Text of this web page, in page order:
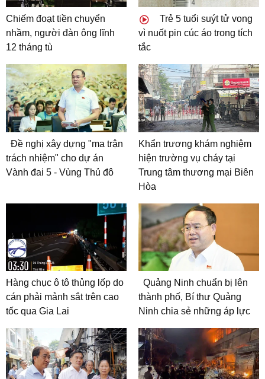
Chiếm đoạt tiền chuyển
nhầm, người đàn ông lĩnh
12 tháng tù
Trẻ 5 tuổi suýt tử vong
vì nuốt pin cúc áo trong tích
tắc
Đề nghị xây dựng "ma trận
trách nhiệm" cho dự án
Vành đai 5 - Vùng Thủ đô
Khẩn trương khám nghiệm
hiện trường vụ cháy tại
Trung tâm thương mại Biên
Hòa
Hàng chục ô tô thủng lốp do
cán phải mảnh sắt trên cao
tốc qua Gia Lai
Quảng Ninh chuẩn bị lên
thành phố, Bí thư Quảng
Ninh chia sẻ những áp lực